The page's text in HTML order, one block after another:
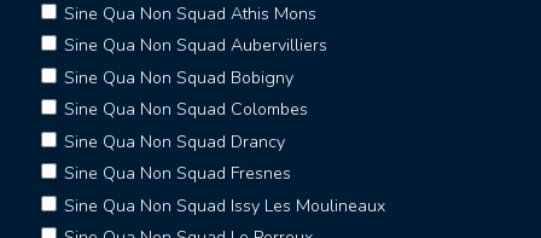
Sine Qua Non Squad Athis Mons
Sine Qua Non Squad Aubervilliers
Sine Qua Non Squad Bobigny
Sine Qua Non Squad Colombes
Sine Qua Non Squad Drancy
Sine Qua Non Squad Fresnes
Sine Qua Non Squad Issy Les Moulineaux